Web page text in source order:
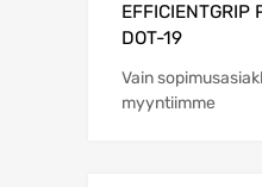
EFFICIENTGRIP
DOT-19
Vain
myyntiimme